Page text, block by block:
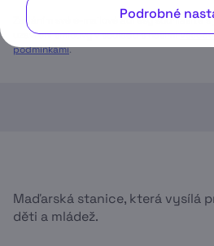
Zadáním své e-mailové adresy souhlasíte s
uzavření smlouvy v souladu s našimi
podmínkami.
Maďarská stanice, která vysílá
děti a mládež.
Podrobné